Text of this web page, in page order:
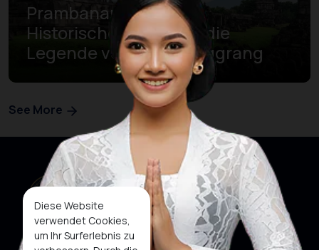
Diese Website
verwendet Cookies,
um Ihr Surferlebnis zu
Prambanan-Tempel:
Historisches Erbe und die
Legende von Roro Jonggrang
See More